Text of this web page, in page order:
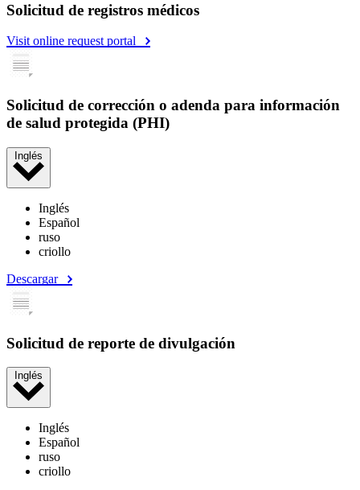
Solicitud de registros médicos
Visit online request portal
Solicitud de corrección o adenda para información
de salud protegida (PHI)
Inglés
Inglés
Español
ruso
criollo
Descargar
Solicitud de reporte de divulgación
Inglés
Inglés
Español
ruso
criollo